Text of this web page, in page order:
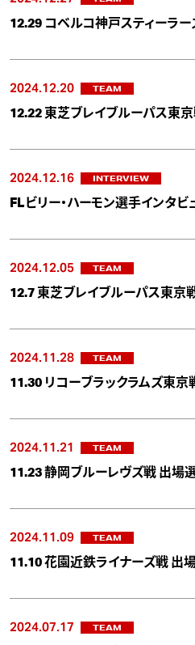
12.29 コベルコ神戸スティーラ
2024.12.20 TEAM
12.22 東芝ブレイブルーパス東
2024.12.16 INTERVIEW
FLビリー・ハーモン選手インタビ
2024.12.05 TEAM
12.7 東芝ブレイブルーパス東京
2024.11.28 TEAM
11.30 リコーブラックラムズ東京
2024.11.21 TEAM
11.23 静岡ブルーレヴズ戦 出場
2024.11.09 TEAM
11.10 花園近鉄ライナーズ戦 出
2024.07.17 TEAM